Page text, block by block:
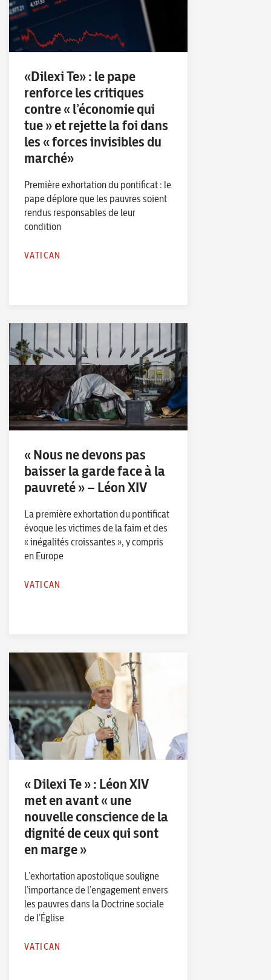
«Dilexi Te» : le pape
renforce les critiques
contre « l’économie qui
tue » et rejette la foi dans
les « forces invisibles du
marché»
Première exhortation du pontificat : le
pape déplore que les pauvres soient
rendus responsables de leur
condition
VATICAN
« Nous ne devons pas
baisser la garde face à la
pauvreté » – Léon XIV
La première exhortation du pontificat
évoque les victimes de la faim et des
« inégalités croissantes », y compris
en Europe
VATICAN
« Dilexi Te » : Léon XIV
met en avant « une
nouvelle conscience de la
dignité de ceux qui sont
en marge »
L’exhortation apostolique souligne
l’importance de l’engagement envers
les pauvres dans la Doctrine sociale
de l’Église
VATICAN